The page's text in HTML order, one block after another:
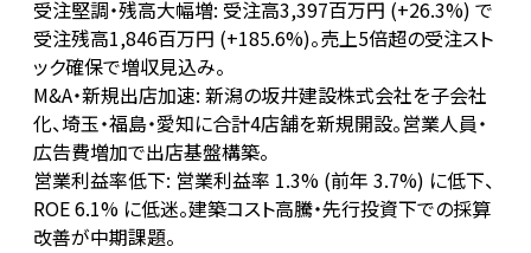
受注堅調・残高大幅増: 受注高3,397百万円 (+26.3%) で
受注残高1,846百万円 (+185.6%)。売上5倍超の受注スト
ック確保で増収見込み。
M&A・新規出店加速: 新潟の坂井建設株式会社を子会社
化、埼玉・福島・愛知に合計4店舗を新規開設。営業人員・
広告費増加で出店基盤構築。
営業利益率低下: 営業利益率 1.3% (前年 3.7%) に低下、
ROE 6.1% に低迷。建築コスト高騰・先行投資下での採算
改善が中期課題。